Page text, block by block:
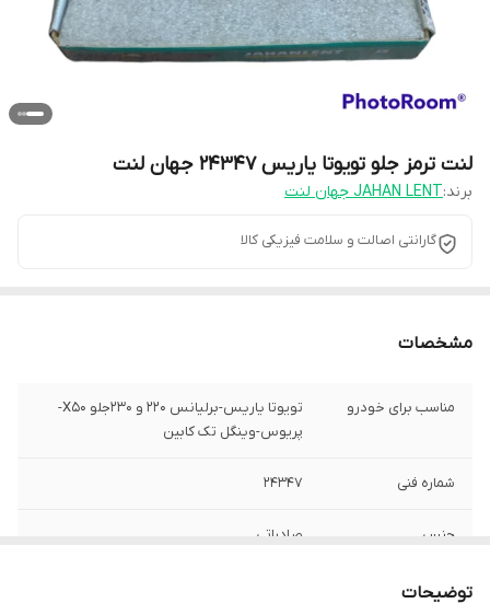
لنت ترمز جلو تویوتا یاریس 24347 جهان لنت
برند:JAHAN LENT جهان لنت
گارانتی اصالت و سلامت فیزیکی کالا
مشخصات
مناسب برای خودرو
تویوتا یاریس-برلیانس 220 و 230جلو X50-
پریوس-وینگل تک کابین
شماره فنی 24347
جنس صادراتی
توضیحات